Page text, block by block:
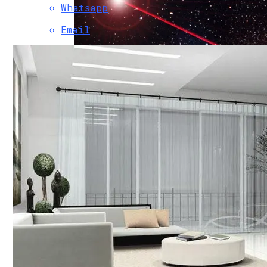
«Роскосмос» Открыл В Бразилии
Whatsapp
Email